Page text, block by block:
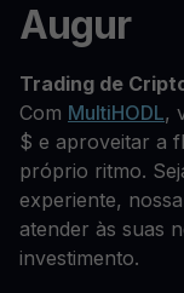
Augur
Trading de
Com MultiHODL,
$ e aproveitar a
próprio ritmo.
experiente,
atender às suas
investimento.